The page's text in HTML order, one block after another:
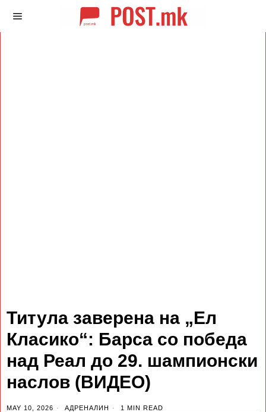
Титула заверена на „Ел
Класико“: Барса со победа
над Реал до 29. шампионски
наслов (ВИДЕО)
MAY 10, 2026 АДРЕНАЛИН 1 MIN READ